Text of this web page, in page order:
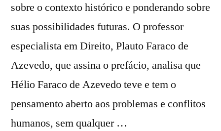
sobre o contexto histórico e ponderando sobre
suas possibilidades futuras. O professor
especialista em Direito, Plauto Faraco de
Azevedo, que assina o prefácio, analisa que
Hélio Faraco de Azevedo teve e tem o
pensamento aberto aos problemas e conflitos
humanos, sem qualquer …